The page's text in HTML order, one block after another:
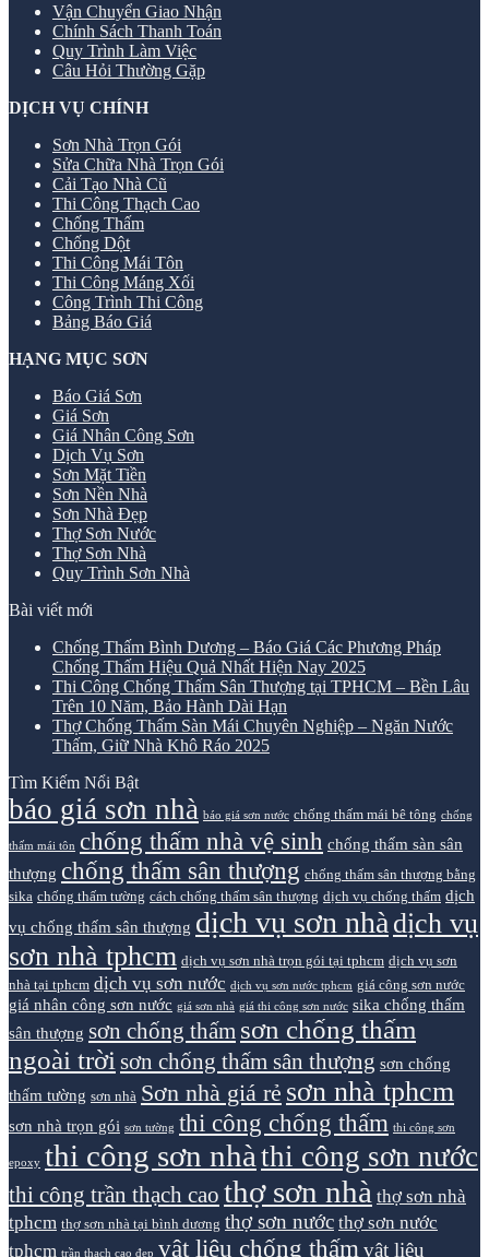
Vận Chuyển Giao Nhận
Chính Sách Thanh Toán
Quy Trình Làm Việc
Câu Hỏi Thường Gặp
DỊCH VỤ CHÍNH
Sơn Nhà Trọn Gói
Sửa Chữa Nhà Trọn Gói
Cải Tạo Nhà Cũ
Thi Công Thạch Cao
Chống Thấm
Chống Dột
Thi Công Mái Tôn
Thi Công Máng Xối
Công Trình Thi Công
Bảng Báo Giá
HẠNG MỤC SƠN
Báo Giá Sơn
Giá Sơn
Giá Nhân Công Sơn
Dịch Vụ Sơn
Sơn Mặt Tiền
Sơn Nền Nhà
Sơn Nhà Đẹp
Thợ Sơn Nước
Thợ Sơn Nhà
Quy Trình Sơn Nhà
Bài viết mới
Chống Thấm Bình Dương – Báo Giá Các Phương Pháp
Chống Thấm Hiệu Quả Nhất Hiện Nay 2025
Thi Công Chống Thấm Sân Thượng tại TPHCM – Bền Lâu
Trên 10 Năm, Bảo Hành Dài Hạn
Thợ Chống Thấm Sàn Mái Chuyên Nghiệp – Ngăn Nước
Thấm, Giữ Nhà Khô Ráo 2025
Tìm Kiếm Nổi Bật
báo giá sơn nhà báo giá sơn nước chống thấm mái bê tông chống
thấm mái tôn chống thấm nhà vệ sinh chống thấm sàn sân
thượng chống thấm sân thượng chống thấm sân thượng bằng
sika chống thấm tường cách chống thấm sân thượng dịch vụ chống thấm dịch
vụ chống thấm sân thượng dịch vụ sơn nhà dịch vụ
sơn nhà tphcm dịch vụ sơn nhà trọn gói tại tphcm dịch vụ sơn
nhà tại tphcm dịch vụ sơn nước dịch vụ sơn nước tphcm giá công sơn nước
giá nhân công sơn nước giá sơn nhà giá thi công sơn nước sika chống thấm
sân thượng sơn chống thấm sơn chống thấm
ngoài trời sơn chống thấm sân thượng sơn chống
thấm tường sơn nhà Sơn nhà giá rẻ sơn nhà tphcm
sơn nhà trọn gói sơn tường thi công chống thấm thi công sơn
epoxy thi công sơn nhà thi công sơn nước
thi công trần thạch cao thợ sơn nhà thợ sơn nhà
tphcm thợ sơn nhà tại bình dương thợ sơn nước thợ sơn nước
tphcm trần thạch cao đẹp vật liệu chống thấm vật liệu